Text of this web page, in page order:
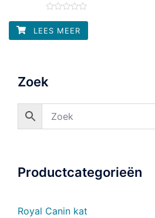
uit
5
LEES MEER
Zoek
Productcategorieën
Royal Canin kat